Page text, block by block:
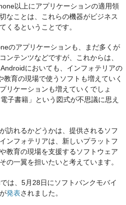
以上にアプリケーションの適用領
なことは、これらの機器がビジネス
くるということです。
のアプリケーションも、まだ多くが
ンテンツなどですが、これからは、
においても、インフォテリアの
教育の現場で使うソフトも増えていく
リケーションも増えていくでしょ
子書籍」という図式が不思議に思え
訪れるかどうかは、提供されるソフ
ンフォテリアは、新しいプラットフ
教育の現場を支援するソフトウェア
の一翼を担いたいと考えています。
は、5月28日にソフトバンクモバイ
発表されました。